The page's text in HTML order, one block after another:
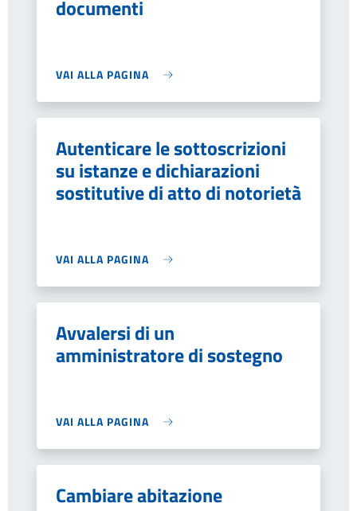
documenti
VAI ALLA PAGINA
Autenticare le sottoscrizioni
su istanze e dichiarazioni
sostitutive di atto di notorietà
VAI ALLA PAGINA
Avvalersi di un
amministratore di sostegno
VAI ALLA PAGINA
Cambiare abitazione